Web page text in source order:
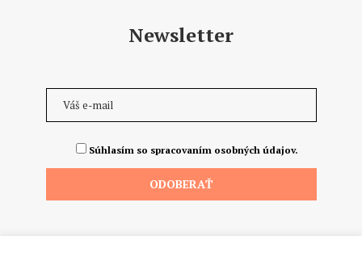
Newsletter
Súhlasím so spracovaním osobných údajov.